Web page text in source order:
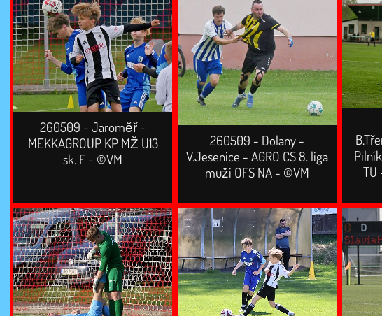
260509 - Jaroměř -
MEKKAGROUP KP MŽ U13
sk. F - ©VM
260509 - Dolany -
V.Jesenice - AGRO CS 8. liga
muži OFS NA - ©VM
TU